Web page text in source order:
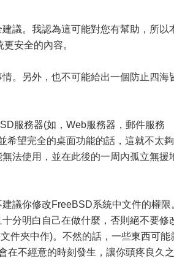
議。我認為這可能對您有幫助，所以
安全的內容。
。另外，也不可能給出一個防止四海
服務器(如，Web服務器，郵件服務
希望完全的桌面功能的話，這就不太夠
法使用，並在此後的一周內孤立無援
議你修改FreeBSD系統中文件的權限
分明白自己在做什麼，否則絕不要修
件夾中作)。不然的話，一些東西可能
在不經意的時刻發生，讓你頭疼良久之